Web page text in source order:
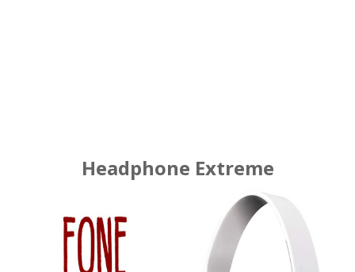
Headphone Extreme